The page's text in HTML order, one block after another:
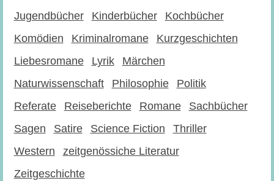
Jugendbücher
Kinderbücher
Kochbücher
Komödien
Kriminalromane
Kurzgeschichten
Liebesromane
Lyrik
Märchen
Naturwissenschaft
Philosophie
Politik
Referate
Reiseberichte Romane
Sachbücher
Sagen
Satire Science Fiction
Thriller
Western
zeitgenössiche Literatur
Zeitgeschichte